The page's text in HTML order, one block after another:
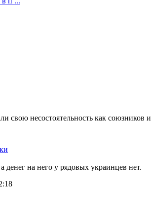
свою несостоятельность как союзников и
на него у рядовых украинцев нет.